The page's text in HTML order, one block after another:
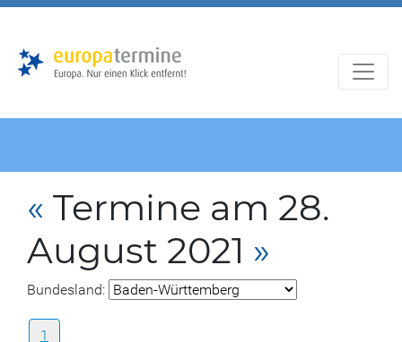
« Termine am 28.
August 2021 »
Bundesland:
1